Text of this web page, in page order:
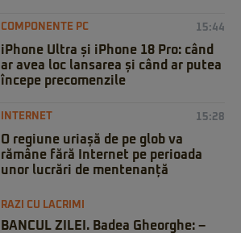
COMPONENTE PC 15:44
iPhone Ultra și iPhone 18 Pro: când
ar avea loc lansarea și când ar putea
începe precomenzile
INTERNET 15:28
O regiune uriașă de pe glob va
rămâne fără Internet pe perioada
unor lucrări de mentenanță
RAZI CU LACRIMI
BANCUL ZILEI. Badea Gheorghe: –